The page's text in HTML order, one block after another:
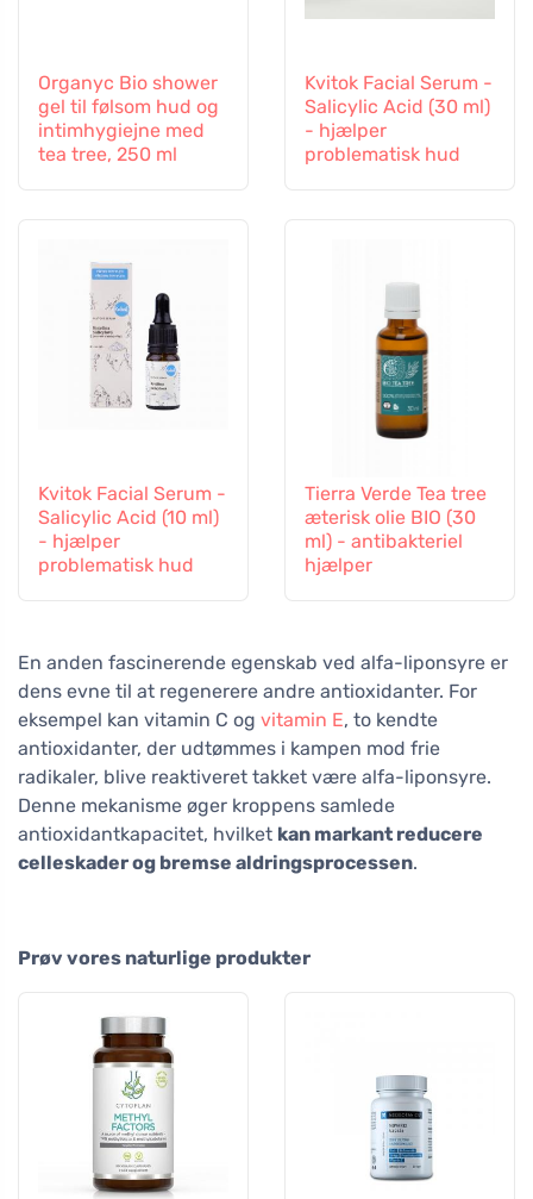
Organyc Bio shower
gel til følsom hud og
intimhygiejne med
tea tree, 250 ml
Kvitok Facial Serum -
Salicylic Acid (30 ml)
- hjælper
problematisk hud
Kvitok Facial Serum -
Salicylic Acid (10 ml)
- hjælper
problematisk hud
Tierra Verde Tea tree
æterisk olie BIO (30
ml) - antibakteriel
hjælper
En anden fascinerende egenskab ved alfa-liponsyre er
dens evne til at regenerere andre antioxidanter. For
eksempel kan vitamin C og vitamin E, to kendte
antioxidanter, der udtømmes i kampen mod frie
radikaler, blive reaktiveret takket være alfa-liponsyre.
Denne mekanisme øger kroppens samlede
antioxidantkapacitet, hvilket kan markant reducere
celleskader og bremse aldringsprocessen.
Prøv vores naturlige produkter